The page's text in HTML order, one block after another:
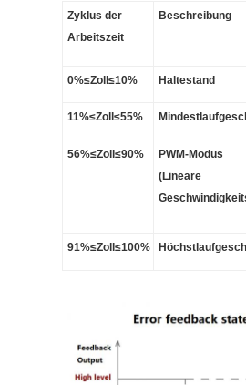
Zyklus der
Arbeitszeit
Beschreibung
0%≤Zoll≤10% Haltestand
11%≤Zoll≤55%
56%≤Zoll≤90%
PWM-Modus
(Lineare
91%≤Zoll≤100%